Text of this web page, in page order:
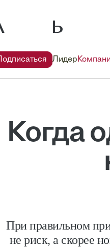
Подписаться Лидер
Когда
При правильном
не риск, а скорее